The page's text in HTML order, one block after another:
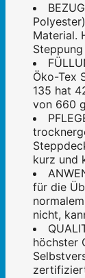
Material.
Öko-Tex
135 hat
von 660
kurz und
für die
nicht,
höchster